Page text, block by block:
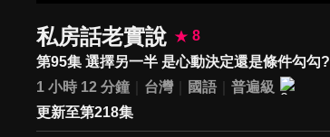
私房話老實說
8
第95集 選擇另一半 是心動決定還是條件勾勾?
1 小時 12 分鐘
台灣 國語
普遍級
更新至第218集